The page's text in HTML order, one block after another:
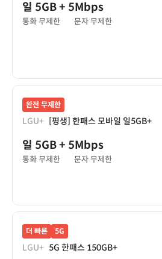
일 5GB+ 5Mbps
통화 무제한 문자 무제한
완전 무제한
LGU+ [평생] 한패스 모바일 일5GB+
일 5GB+ 5Mbps
통화 무제한 문자 무제한
더 빠른 5G
LGU+ 5G 한패스 150GB+